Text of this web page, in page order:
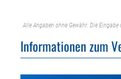
Alle Angaben ohne Gewähr. Die
Informationen zum